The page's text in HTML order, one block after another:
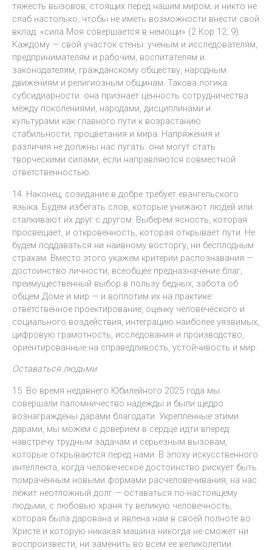
тяжесть вызовов, стоящих перед нашим миром; и никто не
слаб настолько, чтобы не иметь возможности внести свой
вклад: «сила Моя совершается в немощи» (2 Кор 12, 9).
Каждому — свой участок стены: ученым и исследователям,
предпринимателям и рабочим, воспитателям и
законодателям, гражданскому обществу, народным
движениям и религиозным общинам. Такова логика
субсидиарности: она признает ценность сотрудничества
между поколениями, народами, дисциплинами и
культурами как главного пути к возрастанию
стабильности, процветания и мира. Напряжения и
различия не должны нас пугать: они могут стать
творческими силами, если направляются совместной
ответственностью.
14. Наконец, созидание в добре требует евангельского
языка. Будем избегать слов, которые унижают людей или
сталкивают их друг с другом. Выберем ясность, которая
просвещает, и откровенность, которая открывает пути. Не
будем поддаваться ни наивному восторгу, ни бесплодным
страхам. Вместо этого укажем критерии распознавания —
достоинство личности, всеобщее предназначение благ,
преимущественный выбор в пользу бедных, забота об
общем Доме и мир — и воплотим их на практике:
ответственное проектирование, оценку человеческого и
социального воздействия, интеграцию наиболее уязвимых,
цифровую грамотность, исследования и производство,
ориентированные на справедливость, устойчивость и мир.
Оставаться людьми
15. Во время недавнего Юбилейного 2025 года мы
совершали паломничество надежды и были щедро
вознаграждены дарами благодати. Укрепленные этими
дарами, мы можем с доверием в сердце идти вперед
навстречу трудным задачам и серьезным вызовам,
которые открываются перед нами. В эпоху искусственного
интеллекта, когда человеческое достоинство рискует быть
помраченным новыми формами расчеловечивания, на нас
лежит неотложный долг — оставаться по-настоящему
людьми, с любовью храня ту великую человечность,
которая была дарована и явлена нам в своей полноте во
Христе и которую никакая машина никогда не сможет ни
воспроизвести, ни заменить во всем ее великолепии.